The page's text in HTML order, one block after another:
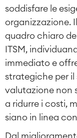
soddisfare le
organizzazione.
quadro chiaro
ITSM,
immediato e
strategiche per il
valutazione non
a ridurre i costi,
siano in linea
Dal